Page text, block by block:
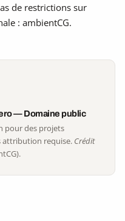
de restrictions sur
: ambientCG.
— Domaine public
pour des projets
attribution requise. Crédit